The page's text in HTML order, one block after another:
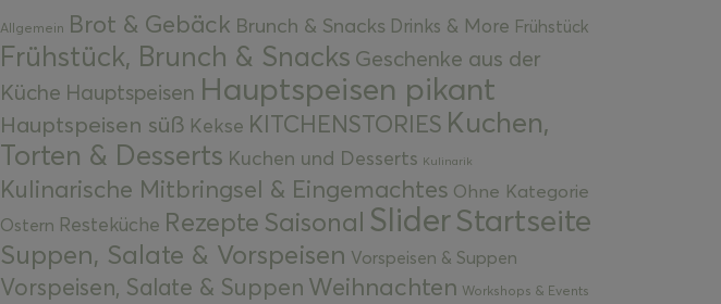
Allgemein Brot & Gebäck Brunch & Snacks Drinks & More Frühstück
Frühstück, Brunch & Snacks Geschenke aus der
Küche Hauptspeisen Hauptspeisen pikant
Hauptspeisen süß Kekse KITCHENSTORIES Kuchen,
Torten & Desserts Kuchen und Desserts Kulinarik
Kulinarische Mitbringsel & Eingemachtes Ohne Kategorie
Ostern Resteküche Rezepte Saisonal SliderStartseite
Suppen, Salate & Vorspeisen Vorspeisen & Suppen
Vorspeisen, Salate & Suppen Weihnachten Workshops & Events